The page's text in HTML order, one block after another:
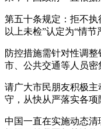
第五十条规定：拒不
以上未检”认定为“情节
防控措施需针对性调
市、公共交通等人员密
请广大市民朋友积极
守，从快从严落实各项
中国一直在实施动态